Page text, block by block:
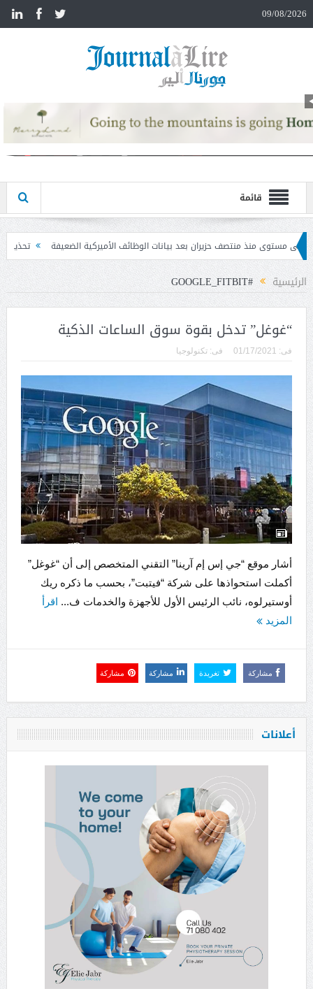
09/08/2026
قائمة
بعد بيانات الوظائف الأميركية الضعيفة تحذير المواطنين من مشاركة رمز الـ OTP
الرئيسية #GOOGLE_FITBIT
“غوغل” تدخل بقوة سوق الساعات الذكية
فى: 01/17/2021 فى: تكنولوجيا
أشار موقع “جي إس إم آرينا” التقني المتخصص إلى أن “غوغل”
أكملت استحواذها على شركة “فيتبت”، بحسب ما ذكره ريك
أوستيرلوه، نائب الرئيس الأول للأجهزة والخدمات ف... اقرأ
المزيد
مشاركة تغريدة مشاركة مشاركة
أعلانات